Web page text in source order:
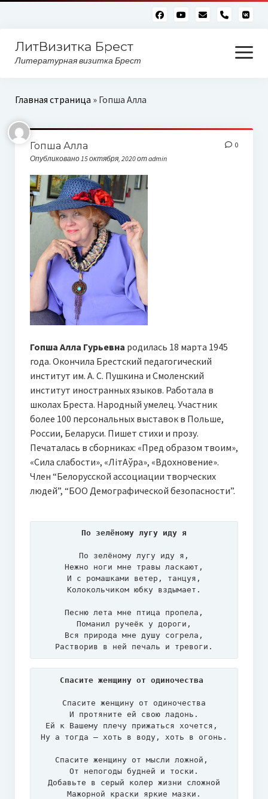
phone
ЛитВизитка Брест
Литературная визитка Брест
открыть
меню
Читающий бульвар
Алфавитный глоссарий
Главная страница » Гопша Алла
Гопша Алла
Опубликовано 15 октября, 2020 от admin
0
Гопша Алла Гурьевна родилась 18 марта 1945
года. Окончила Брестский педагогический
институт им. А. С. Пушкина и Смоленский
институт иностранных языков. Работала в
школах Бреста. Народный умелец. Участник
более 100 персональных выставок в Польше,
России, Беларуси. Пишет стихи и прозу.
Печаталась в сборниках: «Пред образом твоим»,
«Сила слабости», «ЛітАўра», «Вдохновение».
Член “Белорусской ассоциации творческих
людей”, “БОО Демографической безопасности”.
По зелёному лугу иду я
По зелёному лугу иду я,
Нежно ноги мне травы ласкают,
И с ромашками ветер, танцуя,
Колокольчиком юбку вздымает.
Песню лета мне птица пропела,
Поманил ручеёк у дороги,
Вся природа мне душу согрела,
Растворив в ней печаль и тревоги.
Спасите женщину от одиночества
Спасите женщину от одиночества
И протяните ей свою ладонь.
Ей к Вашему плечу прижаться хочется,
Ну а тогда – хоть в воду, хоть в огонь.
Спасите женщину от мысли ложной,
От непогоды будней и тоски.
Добавьте в серый колер жизни сложной
Мажорной краски яркие мазки.